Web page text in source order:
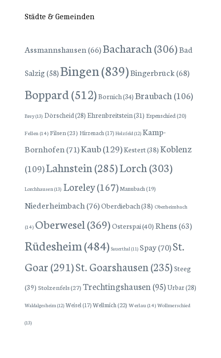
Städte & Gemeinden
Assmannshausen (66)Bacharach(306)Bad
Salzig(58)Bingen(839)Bingerbrück(68)
Boppard (512)Bornich(34) Braubach (106)
Brey(13) Dörscheid(28) Ehrenbreitstein(31) Espenschied (20)
Fellen (14) Filsen(23) Hirzenach (17) Holzfeld (12) Kamp-
Bornhofen (71)Kaub(129)Kestert(38) Koblenz
(109)Lahnstein(285)Lorch(303)
Lorchhausen (13) Loreley(167)Manubach (19)
Niederheimbach (76)Oberdiebach(38) Oberheimbach
(14) Oberwesel(369)Osterspai(40) Rhens (63)
Rüdesheim(484) Sauerthal (11) Spay(70)St.
Goar(291)St. Goarshausen (235) Steeg
(39) Stolzenfels(27) Trechtingshausen (95)Urbar(28)
Waldalgesheim (12) Weisel (17)Wellmich (22) Werlau (14) Wollmerschied
(13)